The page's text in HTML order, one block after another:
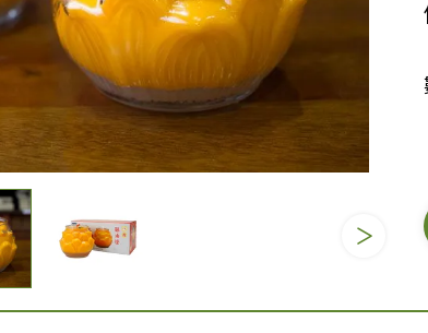
臉部清潔/保養
臉部彩妝
牙膏/牙刷/漱口水
洗髮/潤髮/染髮
身體清潔/保養
女內著
毛巾/浴
帽/口罩/
居士服